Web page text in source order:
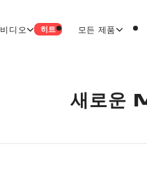
비디오 히트 모든 제품
새로